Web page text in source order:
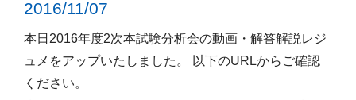
2016/11/07
本日2016年度2次本試験分析会の動画・解答解説レジ
ュメをアップいたしました。 以下のURLからご確認
ください。